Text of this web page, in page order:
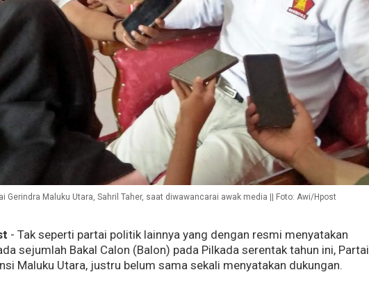
Gerindra Maluku Utara, Sahril Taher, saat diwawancarai awak media || Foto: Awi/Hpost
- Tak seperti partai politik lainnya yang dengan resmi menyatakan
sejumlah Bakal Calon (Balon) pada Pilkada serentak tahun ini, Partai
Maluku Utara, justru belum sama sekali menyatakan dukungan.